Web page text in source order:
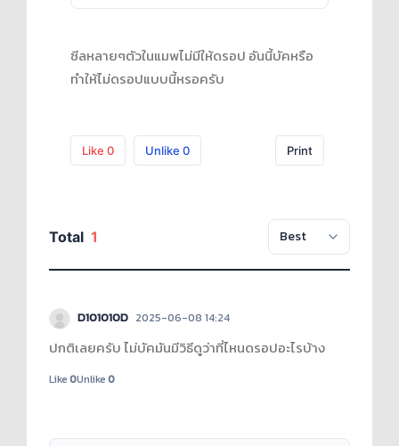
ซีลหลายๆตัวในแมพไม่มีให้ดรอป อันนี้บัคหรือ
ทำให้ไม่ดรอปแบบนี้หรอครับ
Like 0 Unlike 0 Print
Total 1
D101010D 2025-06-08 14:24
ปกติเลยครับ ไม่บัคมันมีวิธีดูว่าที่ไหนดรอปอะไรบ้าง
Like0Unlike0